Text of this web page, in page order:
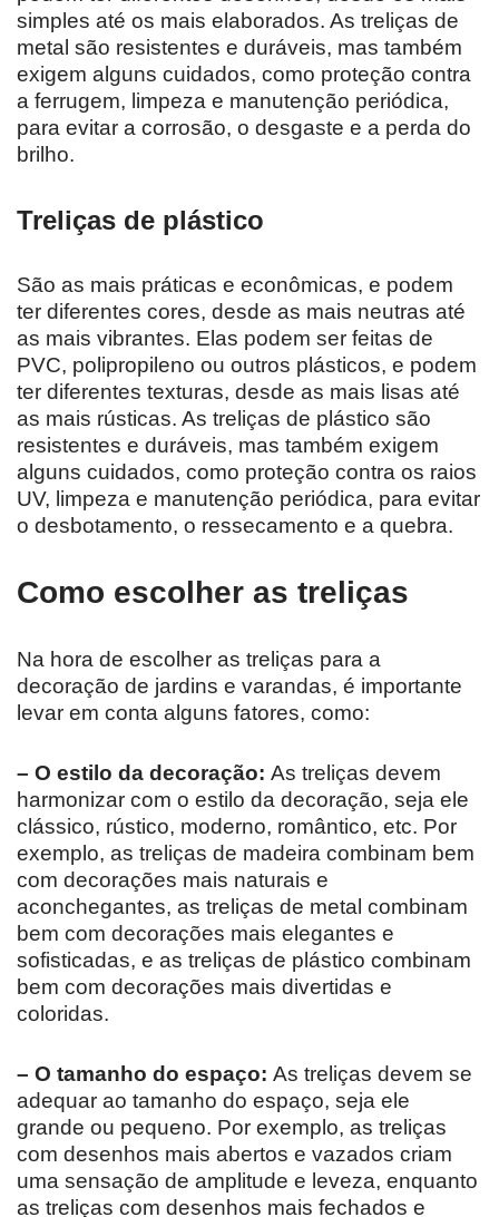
simples até os mais elaborados. As treliças de
metal são resistentes e duráveis, mas também
exigem alguns cuidados, como proteção contra
a ferrugem, limpeza e manutenção periódica,
para evitar a corrosão, o desgaste e a perda do
brilho.
Treliças de plástico
São as mais práticas e econômicas, e podem
ter diferentes cores, desde as mais neutras até
as mais vibrantes. Elas podem ser feitas de
PVC, polipropileno ou outros plásticos, e podem
ter diferentes texturas, desde as mais lisas até
as mais rústicas. As treliças de plástico são
resistentes e duráveis, mas também exigem
alguns cuidados, como proteção contra os raios
UV, limpeza e manutenção periódica, para evitar
o desbotamento, o ressecamento e a quebra.
Como escolher as treliças
Na hora de escolher as treliças para a
decoração de jardins e varandas, é importante
levar em conta alguns fatores, como:
– O estilo da decoração: As treliças devem
harmonizar com o estilo da decoração, seja ele
clássico, rústico, moderno, romântico, etc. Por
exemplo, as treliças de madeira combinam bem
com decorações mais naturais e
aconchegantes, as treliças de metal combinam
bem com decorações mais elegantes e
sofisticadas, e as treliças de plástico combinam
bem com decorações mais divertidas e
coloridas.
– O tamanho do espaço: As treliças devem se
adequar ao tamanho do espaço, seja ele
grande ou pequeno. Por exemplo, as treliças
com desenhos mais abertos e vazados criam
uma sensação de amplitude e leveza, enquanto
as treliças com desenhos mais fechados e